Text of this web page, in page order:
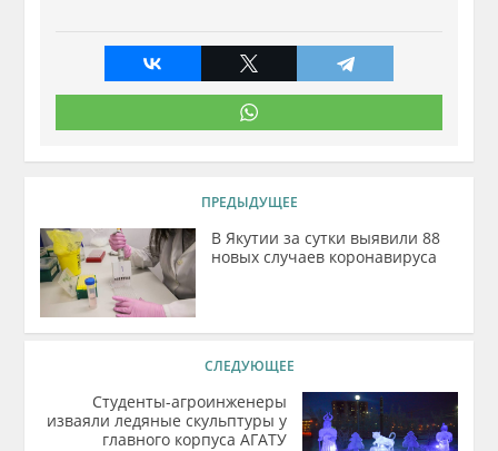
ПРЕДЫДУЩЕЕ
В Якутии за сутки выявили 88
новых случаев коронавируса
СЛЕДУЮЩЕЕ
Студенты-агроинженеры
изваяли ледяные скульптуры у
главного корпуса АГАТУ